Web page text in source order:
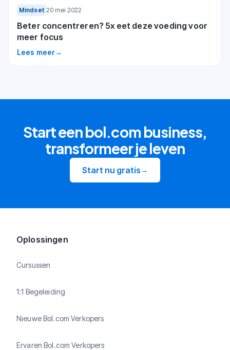
Mindset 20 mei 2022
Beter concentreren? 5x eet deze voeding voor
meer focus
Lees meer→
Start een bol.com business,
transformeer je leven
Start nu gratis→
Oplossingen
Cursussen
1:1 Begeleiding
Nieuwe Bol.com Verkopers
Ervaren Bol.com Verkopers